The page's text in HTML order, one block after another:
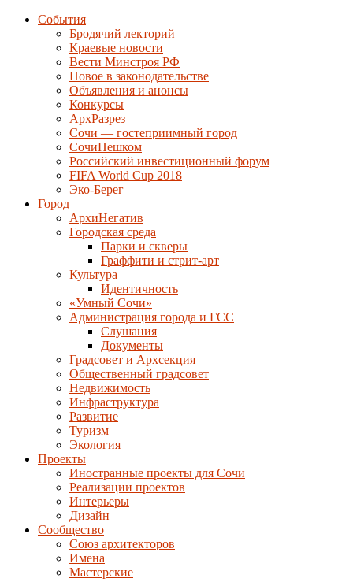
События
Бродячий лекторий
Краевые новости
Вести Минстроя РФ
Новое в законодательстве
Объявления и анонсы
Конкурсы
АрхРазрез
Сочи — гостеприимный город
СочиПешком
Российский инвестиционный форум
FIFA World Cup 2018
Эко-Берег
Город
АрхиНегатив
Городская среда
Парки и скверы
Граффити и стрит-арт
Культура
Идентичность
«Умный Сочи»
Администрация города и ГСС
Слушания
Документы
Градсовет и Архсекция
Общественный градсовет
Недвижимость
Инфраструктура
Развитие
Туризм
Экология
Проекты
Иностранные проекты для Сочи
Реализации проектов
Интерьеры
Дизайн
Сообщество
Союз архитекторов
Имена
Мастерские